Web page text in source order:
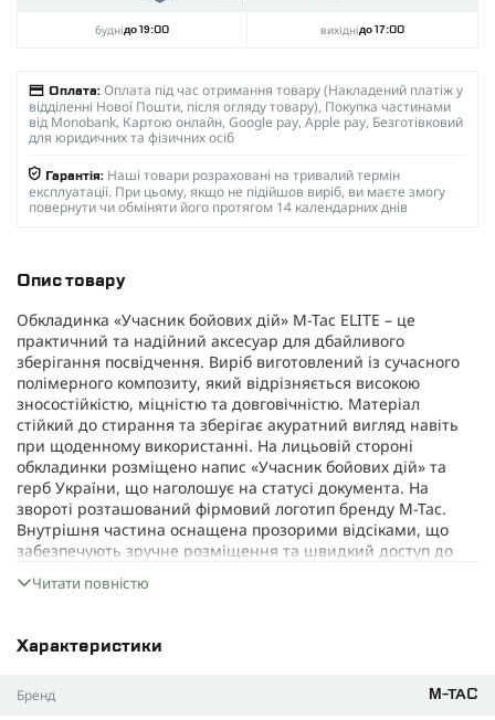
буднідо 19:00 вихіднідо 17:00
Оплата: Оплата під час отримання товару (Накладений платіж у
відділенні Нової Пошти, після огляду товару), Покупка частинами
від Monobank, Картою онлайн, Google pay, Apple pay, Безготівковий
для юридичних та фізичних осіб
Гарантія: Наші товари розраховані на тривалий термін
експлуатації. При цьому, якщо не підійшов виріб, ви маєте змогу
повернути чи обміняти його протягом 14 календарних днів
Опис товару
Обкладинка «Учасник бойових дій» M-Tac ELITE – це
практичний та надійний аксесуар для дбайливого
зберігання посвідчення. Виріб виготовлений із сучасного
полімерного композиту, який відрізняється високою
зносостійкістю, міцністю та довговічністю. Матеріал
стійкий до стирання та зберігає акуратний вигляд навіть
при щоденному використанні. На лицьовій стороні
обкладинки розміщено напис «Учасник бойових дій» та
герб України, що наголошує на статусі документа. На
звороті розташований фірмовий логотип бренду M-Tac.
Внутрішня частина оснащена прозорими відсіками, що
забезпечують зручне розміщення та швидкий доступ до
тип виробу: обкладинка для посвідчення
Читати повністю
Характеристики
Бренд M-TAC